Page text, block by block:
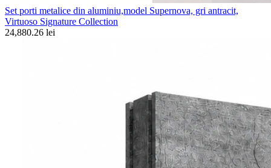
Set porti metalice din aluminiu,model Supernova, gri antracit,
Virtuoso Signature Collection
24,880.26 lei